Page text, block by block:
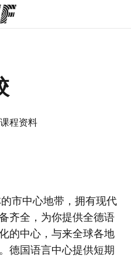
程资料
市中心地带，拥有现代
齐全，为你提供全德语
的中心，与来全球各地
德国语言中心提供短期